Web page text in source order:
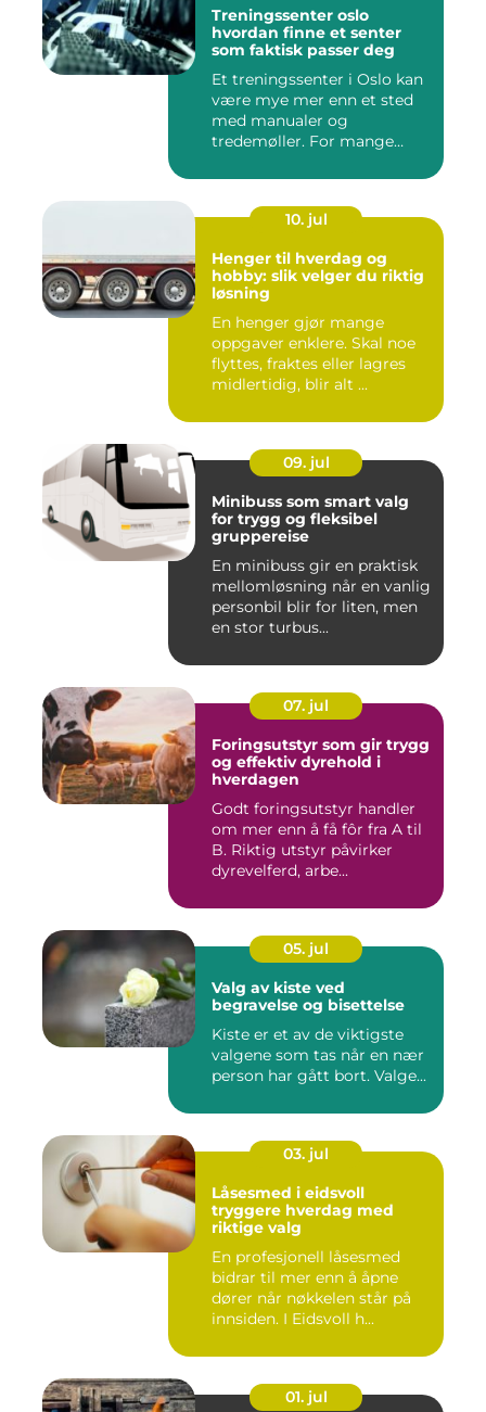
Treningssenter oslo
hvordan finne et senter
som faktisk passer deg
Et treningssenter i Oslo kan
være mye mer enn et sted
med manualer og
tredemøller. For mange
10. jul
Henger til hverdag og
hobby: slik velger du riktig
løsning
En henger gjør mange
oppgaver enklere. Skal noe
flyttes, fraktes eller lagres
midlertidig, blir alt ...
09. jul
Minibuss som smart valg
for trygg og fleksibel
gruppereise
En minibuss gir en praktisk
mellomløsning når en vanlig
personbil blir for liten, men
en stor turbus...
07. jul
Foringsutstyr som gir trygg
og effektiv dyrehold i
hverdagen
Godt foringsutstyr handler
om mer enn å få fôr fra A til
B. Riktig utstyr påvirker
dyrevelferd, arbe...
05. jul
Valg av kiste ved
begravelse og bisettelse
Kiste er et av de viktigste
valgene som tas når en nær
person har gått bort. Valge...
03. jul
Låsesmed i eidsvoll
tryggere hverdag med
riktige valg
En profesjonell låsesmed
bidrar til mer enn å åpne
dører når nøkkelen står på
innsiden. I Eidsvoll h...
01. jul